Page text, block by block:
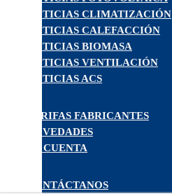
NOTICIAS CLIMATIZACIÓN
NOTICIAS CALEFACCIÓN
NOTICIAS BIOMASA
NOTICIAS VENTILACIÓN
NOTICIAS ACS
TARIFAS FABRICANTES
NOVEDADES
MI CUENTA
CONTÁCTANOS